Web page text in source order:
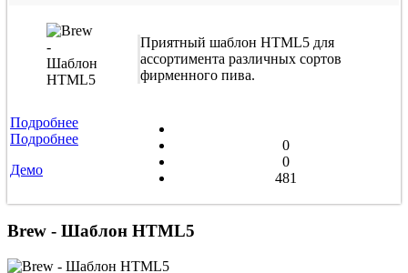
Приятный шаблон HTML5 для
ассортимента различных сортов
фирменного пива.
Подробнее
Подробнее
Демо
0
0
481
Brew - Шаблон HTML5